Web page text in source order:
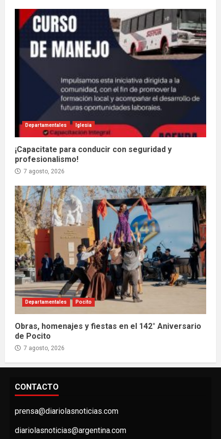
Departamentales Iglesia
¡Capacitate para conducir con seguridad y
profesionalismo!
7 agosto, 2026
Departamentales Pocito
Obras, homenajes y fiestas en el 142° Aniversario
de Pocito
7 agosto, 2026
CONTACTO
prensa@diariolasnoticias.com
diariolasnoticias@argentina.com